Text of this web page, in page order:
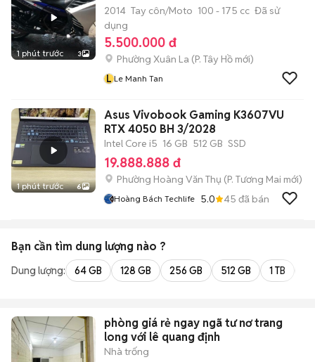
1 phút trước 3
2014 Tay côn/Moto 100 - 175 cc Đã sử
dụng
5.500.000 đ
Phường Xuân La (P. Tây Hồ mới)
L Le Manh Tan
1 phút trước 6
Asus Vivobook Gaming K3607VU
RTX 4050 BH 3/2028
Intel Core i5 16 GB 512 GB SSD
19.888.888 đ
Phường Hoàng Văn Thụ (P. Tương Mai mới)
Hoàng Bách Techlife 5.0 45 đã bán
Bạn cần tìm dung lượng nào ?
Dung lượng: 64 GB 128 GB 256 GB 512 GB 1 TB
phòng giá rẻ ngay ngã tư nơ trang
long với lê quang định
Nhà trống